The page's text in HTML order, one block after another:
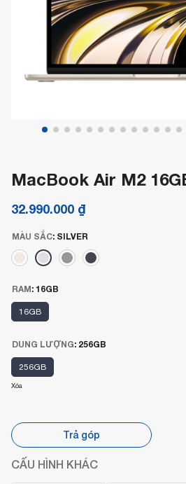
MacBook Air M2
32.990.000 ₫
MÀU SẮC: SILVER
RAM: 16GB
16GB
DUNG LƯỢNG: 256GB
256GB
Xóa
Trả góp
CẤU HÌNH KHÁC